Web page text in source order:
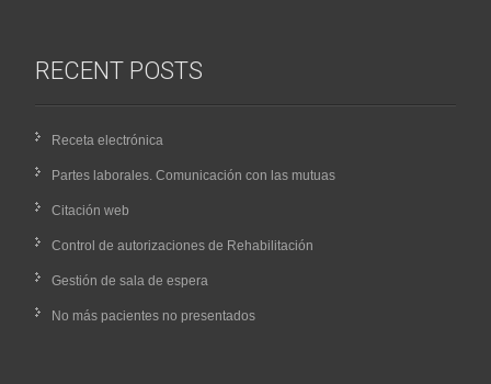
RECENT POSTS
Receta electrónica
Partes laborales. Comunicación con las mutuas
Citación web
Control de autorizaciones de Rehabilitación
Gestión de sala de espera
No más pacientes no presentados